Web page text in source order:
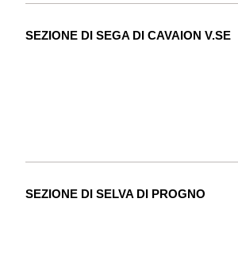
SEZIONE DI SEGA DI CAVAION V.SE
SEZIONE DI SELVA DI PROGNO